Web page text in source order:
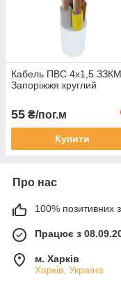
Кабель ПВС 4х1,5 ЗЗКМ
Запоріжжя круглий
55 ₴/пог.м
Купити
Про нас
100% позитивних з
Працює з
м. Харків
Харків, Україна